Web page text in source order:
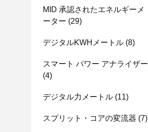
MID 承認されたエネルギーメ
ーター (29)
デジタルKWHメートル (8)
スマート パワー アナライザー
(4)
デジタル力メートル (11)
スプリット・コアの変流器 (7)